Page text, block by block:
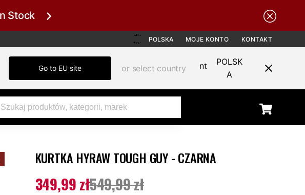
Stock
POLSKA MOJE KONTO KONTAKT
Go to EU site or select country
POLSK
A
KURTKA HYRAW TOUGH GUY - CZARNA
Aktualna cena:349,99 złPoprzednia cena
349,99 zł549,99 zł